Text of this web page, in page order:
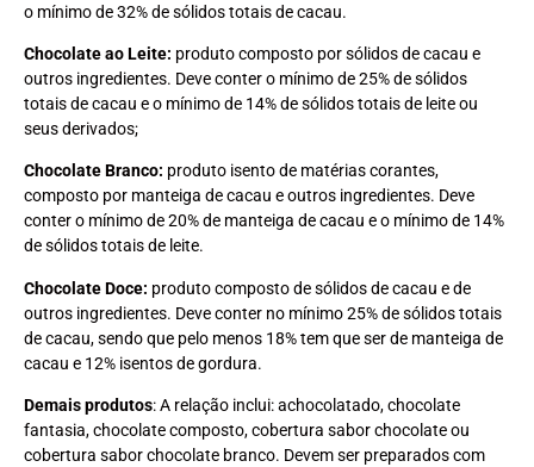
o mínimo de 32% de sólidos totais de cacau.
Chocolate ao Leite: produto composto por sólidos de cacau e
outros ingredientes. Deve conter o mínimo de 25% de sólidos
totais de cacau e o mínimo de 14% de sólidos totais de leite ou
seus derivados;
Chocolate Branco: produto isento de matérias corantes,
composto por manteiga de cacau e outros ingredientes. Deve
conter o mínimo de 20% de manteiga de cacau e o mínimo de 14%
de sólidos totais de leite.
Chocolate Doce: produto composto de sólidos de cacau e de
outros ingredientes. Deve conter no mínimo 25% de sólidos totais
de cacau, sendo que pelo menos 18% tem que ser de manteiga de
cacau e 12% isentos de gordura.
Demais produtos: A relação inclui: achocolatado, chocolate
fantasia, chocolate composto, cobertura sabor chocolate ou
cobertura sabor chocolate branco. Devem ser preparados com